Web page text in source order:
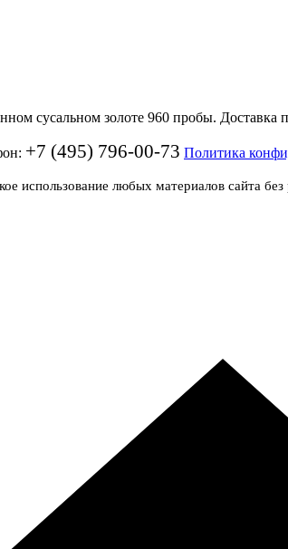
сусальном золоте 960 пробы. Доставка
+7 (495) 796-00-73 Политика
использование любых материалов сайта